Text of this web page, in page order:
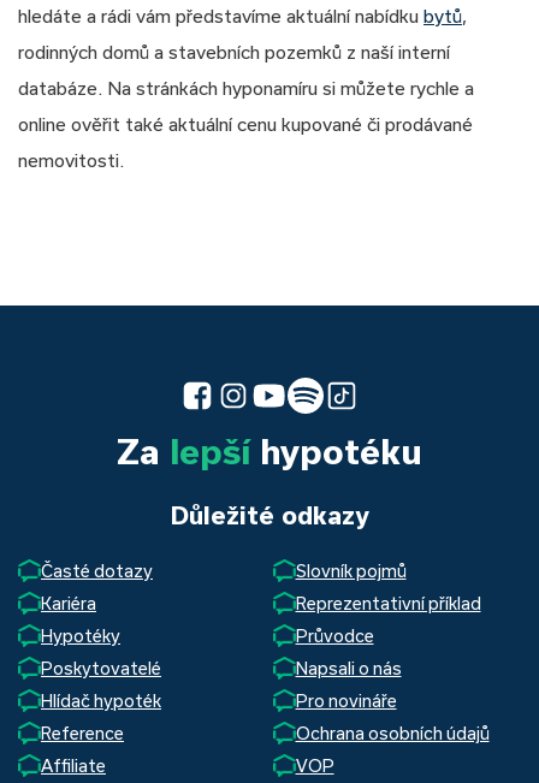
hledáte a rádi vám představíme aktuální nabídku bytů
rodinných domů a stavebních pozemků z naší interní
databáze. Na stránkách hyponamíru si můžete rychle a
online ověřit také aktuální cenu kupované či prodávané
nemovitosti.
Za lepšíhypotéku
Důležité odkazy
Časté dotazy
Slovník pojmů
Kariéra
Reprezentativní příklad
Hypotéky
Průvodce
Poskytovatelé
Napsali o nás
Hlídač hypoték
Pro novináře
Reference
Ochrana osobních údajů
Affiliate
VOP